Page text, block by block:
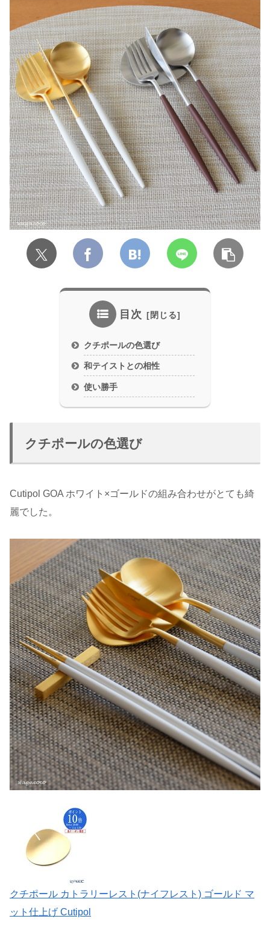
目次
クチポールの色選び
和テイストとの相性
使い勝手
クチポールの色選び
Cutipol GOA ホワイト×ゴールドの組み合わせがとても綺
麗でした。
クチポール カトラリーレスト(ナイフレスト) ゴールド マ
ット仕上げ Cutipol